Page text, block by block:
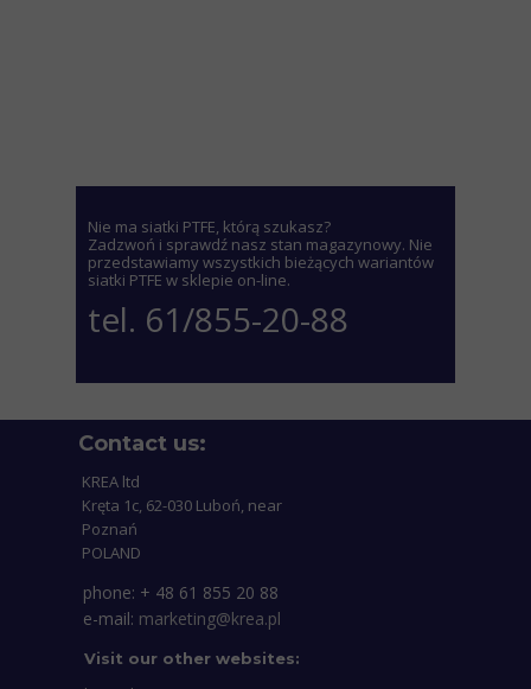
tel. 61/855-20-88
Nie ma siatki PTFE, którą szukasz?
Zadzwoń i sprawdź nasz stan magazynowy. Nie
przedstawiamy wszystkich bieżących wariantów
siatki PTFE w sklepie on-line.
Contact us:
KREA ltd
Kręta 1c, 62-030 Luboń, near
Poznań
POLAND
Visit our other websites:
phone: + 48 61 855 20 88
e-mail: marketing@krea.pl